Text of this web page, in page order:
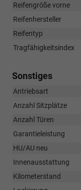
Reifengröße vorne
Reifenhersteller
Reifentyp
Tragfähigkeitsindex
Sonstiges
Antriebsart
Anzahl Sitzplätze
Anzahl Türen
Garantieleistung
HU/AU neu
Innenausstattung
Kilometerstand